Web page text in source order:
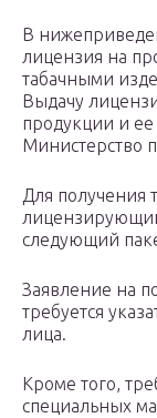
В
лицензия на
табачными
Выдачу
продукции и
Министерство
Для получения
следующий
Заявление на
требуется
лица.
Кроме того,
специальных